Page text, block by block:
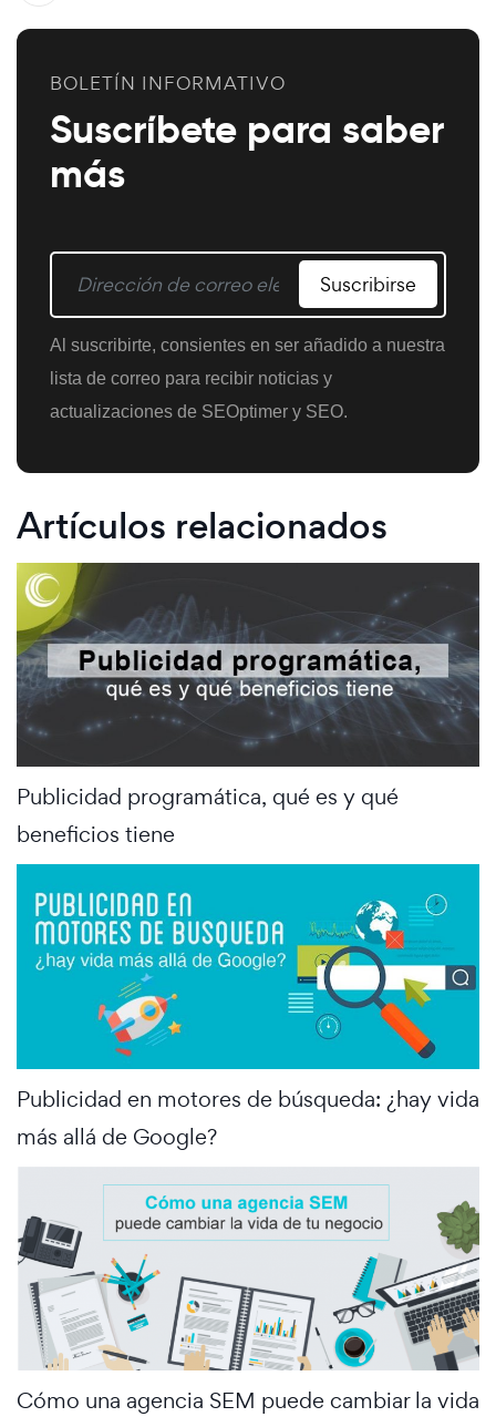
BOLETÍN INFORMATIVO
Suscríbete para saber
más
Suscribirse
Al suscribirte, consientes en ser añadido a nuestra
lista de correo para recibir noticias y
actualizaciones de SEOptimer y SEO.
Artículos relacionados
Publicidad programática, qué es y qué
beneficios tiene
Publicidad en motores de búsqueda: ¿hay vida
más allá de Google?
Cómo una agencia SEM puede cambiar la vida